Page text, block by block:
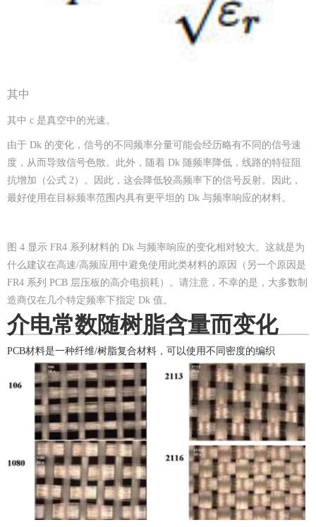
其中
其中 c 是真空中的光速。
由于 Dk 的变化，信号的不同频率分量可能会经历略有不同的信号速
度，从而导致信号色散。此外，随着 Dk 随频率降低，线路的特征阻
抗增加（公式 2）。因此，这会降低较高频率下的信号反射。因此，
最好使用在目标频率范围内具有更平坦的 Dk 与频率响应的材料。
图 4 显示 FR4 系列材料的 Dk 与频率响应的变化相对较大。这就是为
什么建议在高速/高频应用中避免使用此类材料的原因（另一个原因是
FR4 系列 PCB 层压板的高介电损耗）。请注意，不幸的是，大多数制
造商仅在几个特定频率下指定 Dk 值。
介电常数随树脂含量而变化
PCB材料是一种纤维/树脂复合材料，可以使用不同密度的编织